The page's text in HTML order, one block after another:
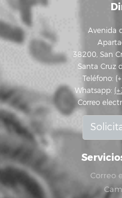
Avenida
38200, San
Santa Cruz
Teléfono:
Whatsapp:
Correo
Correo